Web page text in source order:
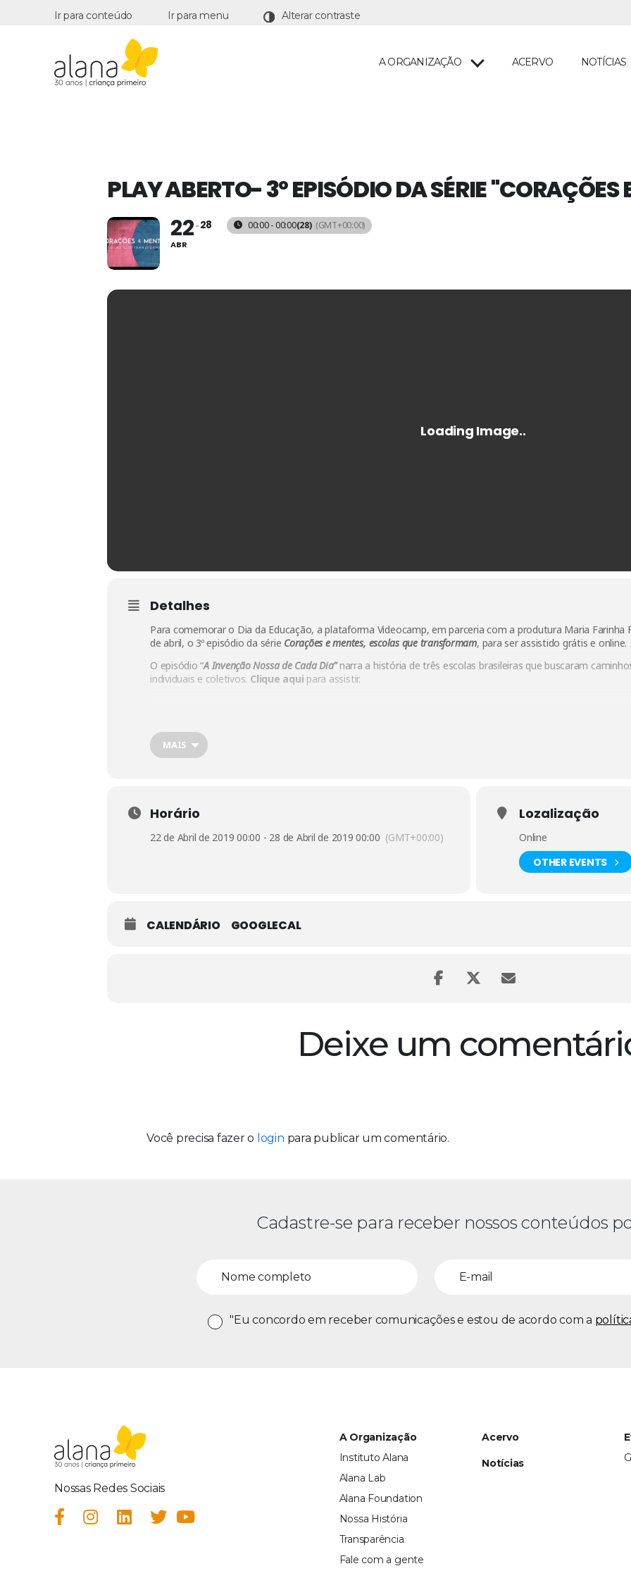
Ir para conteúdo Ir para menu
A ORGANIZAÇÃO ACERVO NOTÍCIAS
PLAY ABERTO- 3º EPISÓDIO DA SÉRIE "CORAÇÕES
22
ABR
28 00:00 - 00:00(28) (GMT+00:00)
Detalhes
Para comemorar o Dia da Educação, a plataforma Videocamp, em parceria com a produtura Maria Farinha
de abril, o 3º episódio da série Corações e mentes, escolas que transformam, para ser assistido grátis e online.
O episódio “A Invenção Nossa de Cada Dia”narra a história de três escolas brasileiras que buscaram
individuais e coletivos. Clique aqui para assistir.
MAIS
Horário
22 de Abril de 2019 00:00 - 28 de Abril de 2019 00:00 (GMT+00:00)
Lozalização
Online
OTHER EVENTS
CALENDÁRIO GOOGLECAL
Deixe um
Você precisa fazer o login para publicar um comentário.
Cadastre-se para receber nossos conteúdos
"Eu concordo em receber comunicações e estou de acordo com a
Nossas Redes Sociais
A Organização
Instituto Alana
Alana Lab
Alana Foundation
Nossa História
Transparência
Fale com a gente
Acervo
Notícias